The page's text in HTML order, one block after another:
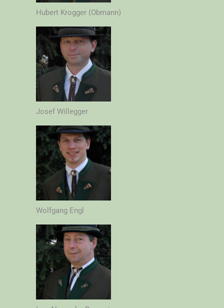
Hubert Krogger (Obmann)
Josef Willegger
Wolfgang Engl